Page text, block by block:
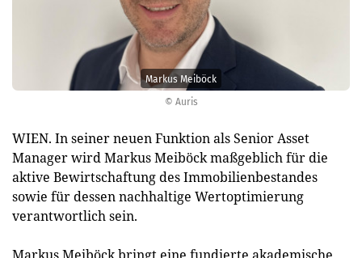
© Auris
Markus Meiböck
WIEN. In seiner neuen Funktion als Senior Asset
Manager wird Markus Meiböck maßgeblich für die
aktive Bewirtschaftung des Immobilienbestandes
sowie für dessen nachhaltige Wertoptimierung
verantwortlich sein.